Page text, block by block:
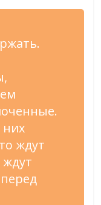
них
ждут
ждут